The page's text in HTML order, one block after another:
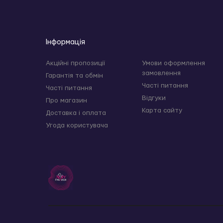
Інформація
Акційні пропозиції
Гарантія та обмін
Часті питання
Про магазин
Доставка і оплата
Угода користувача
Умови оформлення
замовлення
Часті питання
Відгуки
Карта сайту